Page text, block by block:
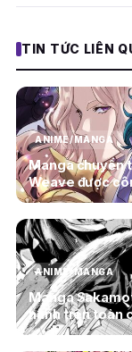
TIN TỨC LIÊN
ANIME/MANGA
Manga chuyển
Weave được
ANIME/MANGA
Manga
hành trên toàn